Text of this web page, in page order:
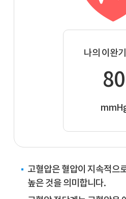
나의 이완
80
고혈압은 혈압이 지속적으
높은 것을 의미합니다.